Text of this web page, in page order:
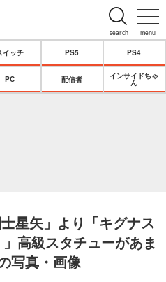
menu
search
イッチ PS5 PS4
PC 配信者
インサイドちゃ
ん
星矢」より「キグナス
高級スタチューがあま
写真・画像